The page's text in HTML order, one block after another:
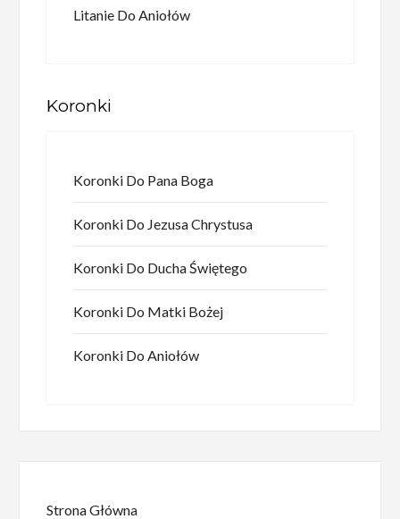
Litanie Do Aniołów
Koronki
Koronki Do Pana Boga
Koronki Do Jezusa Chrystusa
Koronki Do Ducha Świętego
Koronki Do Matki Bożej
Koronki Do Aniołów
Strona Główna